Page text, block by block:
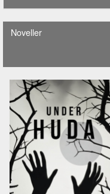
Noveller